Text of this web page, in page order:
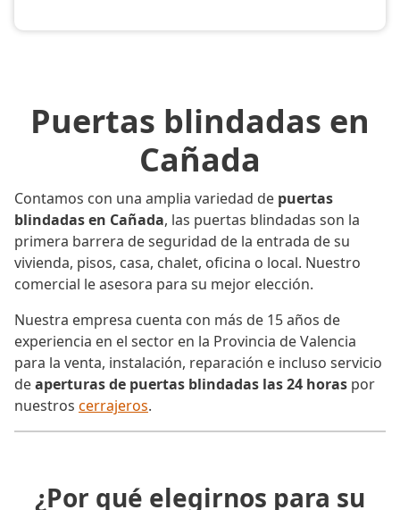
Puertas blindadas en
Cañada
Contamos con una amplia variedad de puertas
blindadas en Cañada, las puertas blindadas son la
primera barrera de seguridad de la entrada de su
vivienda, pisos, casa, chalet, oficina o local. Nuestro
comercial le asesora para su mejor elección.
Nuestra empresa cuenta con más de 15 años de
experiencia en el sector en la Provincia de Valencia
para la venta, instalación, reparación e incluso servicio
deaperturas de puertas blindadas las 24 horas por
nuestros cerrajeros.
¿Por qué elegirnos para su